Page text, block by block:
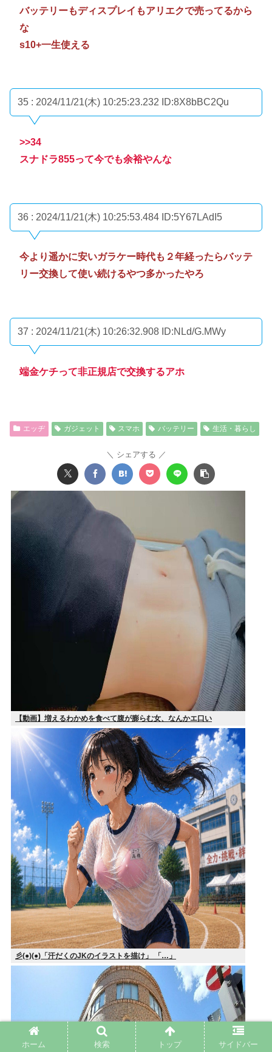
バッテリーもディスプレイもアリエクで売ってるから
な
s10+一生使える
35 : 2024/11/21(木) 10:25:23.232 ID:8X8bBC2Qu
>>34
スナドラ855って今でも余裕やんな
36 : 2024/11/21(木) 10:25:53.484 ID:5Y67LAdI5
今より遥かに安いガラケー時代も２年経ったらバッテ
リー交換して使い続けるやつ多かったやろ
37 : 2024/11/21(木) 10:26:32.908 ID:NLd/G.MWy
端金ケチって非正規店で交換するアホ
エッヂ ガジェット スマホ バッテリー 生活・暮らし
シェアする
【動画】増えるわかめを食べて腹が膨らむ女、なんかエ口い
彡(●)(●)「汗だくのJKのイラストを描け」 「…」
ホーム 検索 トップ サイドバー